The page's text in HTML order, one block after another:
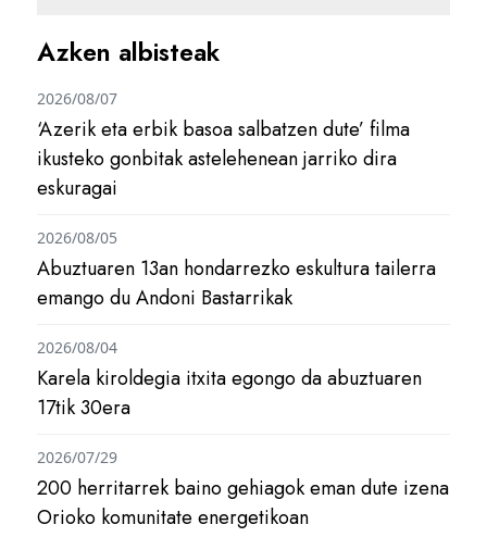
Azken albisteak
‘Azerik eta erbik basoa salbatzen dute’ filma
ikusteko gonbitak astelehenean jarriko dira
eskuragai
2026/08/07
Abuztuaren 13an hondarrezko eskultura tailerra
emango du Andoni Bastarrikak
2026/08/05
Karela kiroldegia itxita egongo da abuztuaren
17tik 30era
2026/08/04
200 herritarrek baino gehiagok eman dute izena
Orioko komunitate energetikoan
2026/07/29